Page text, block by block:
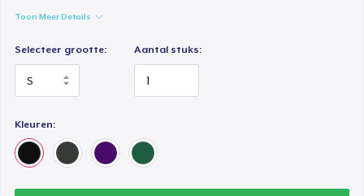
Toon Meer Details
Selecteer grootte: Aantal stuks:
Kleuren:
Classic Long Sleeve Tee